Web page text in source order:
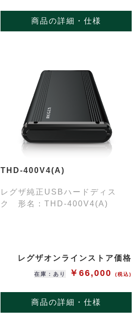
商品の詳細・仕様
THD-400V4(A)
レグザ純正USBハードディス
ク 形名：THD-400V4(A)
レグザオンラインストア価格
在庫：あり ￥66,000(税込)
商品の詳細・仕様